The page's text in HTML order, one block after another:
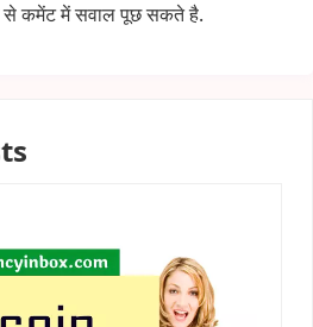
कमेंट में सवाल पूछ सकते है.